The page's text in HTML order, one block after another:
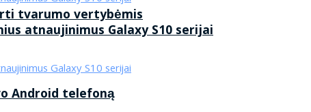
tvarumo vertybėmis
atnaujinimus Galaxy S10 serijai
Android telefoną